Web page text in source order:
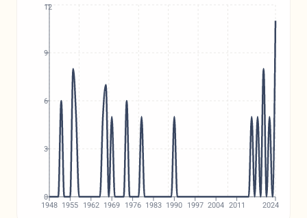
1948 1955 1962 1969 1976 1983 1990 1997 2004 2011 2024
0
3
6
9
12